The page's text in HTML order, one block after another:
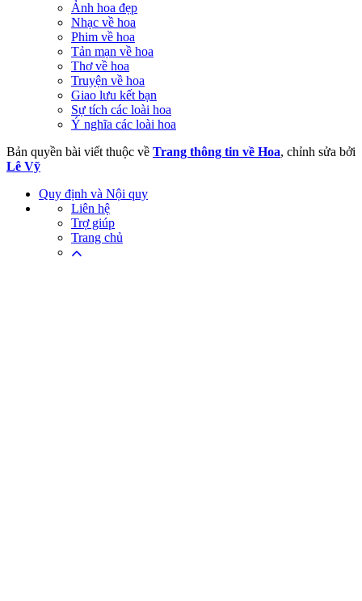
Ảnh hoa đẹp
Nhạc về hoa
Phim về hoa
Tản mạn về hoa
Thơ về hoa
Truyện về hoa
Giao lưu kết bạn
Sự tích các loài hoa
Ý nghĩa các loài hoa
Bản quyền bài viết thuộc về Trang thông tin về Hoa, chỉnh sửa bởi
Lê Vỹ
Quy định và Nội quy
Liên hệ
Trợ giúp
Trang chủ